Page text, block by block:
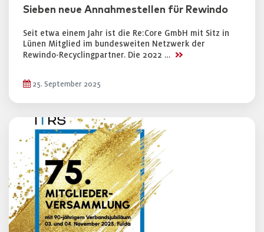
Sieben neue Annahmestellen für Rewindo
Seit etwa einem Jahr ist die Re:Core GmbH mit Sitz in
Lünen Mitglied im bundesweiten Netzwerk der
Rewindo-Recyclingpartner. Die 2022 … >>
25. September 2025